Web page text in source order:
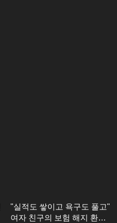
"실적도 쌓이고 욕구도 풀고"
여자 친구의 보험 해지 환급